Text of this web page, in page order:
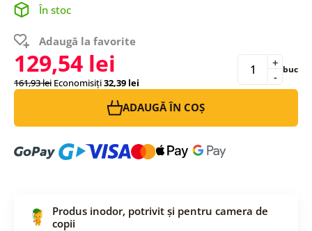
În stoc
Adaugă la favorite
129,54 lei
161,93 lei Economisiți32,39 lei -
+ buc
ADAUGĂ ÎN COȘ
Produs inodor, potrivit și pentru camera de
copii